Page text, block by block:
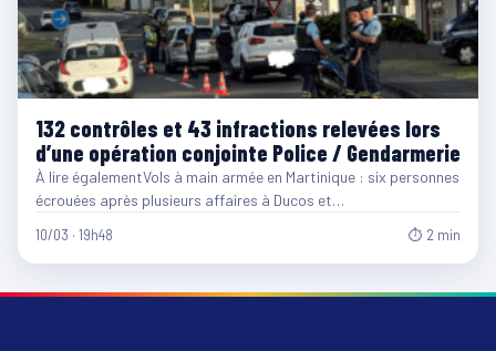
132 contrôles et 43 infractions relevées lors
d’une opération conjointe Police / Gendarmerie
À lire égalementVols à main armée en Martinique : six personnes
écrouées après plusieurs affaires à Ducos et…
10/03 · 19h48 ⏱ 2 min